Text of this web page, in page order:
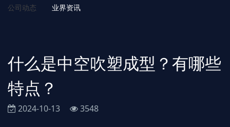
公司动态 业界资讯
什么是中空吹塑成型？有哪些
特点？
2024-10-13 3548